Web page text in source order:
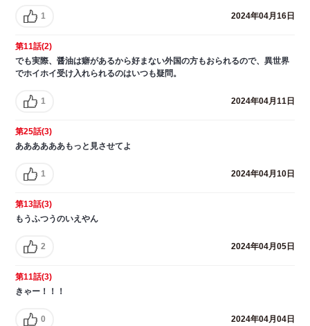
1 2024年04月16日
第11話(2)
でも実際、醤油は癖があるから好まない外国の方もおられるので、異世界
でホイホイ受け入れられるのはいつも疑問。
1 2024年04月11日
第25話(3)
ああああああもっと見させてよ
1 2024年04月10日
第13話(3)
もうふつうのいえやん
2 2024年04月05日
第11話(3)
きゃー！！！
0 2024年04月04日